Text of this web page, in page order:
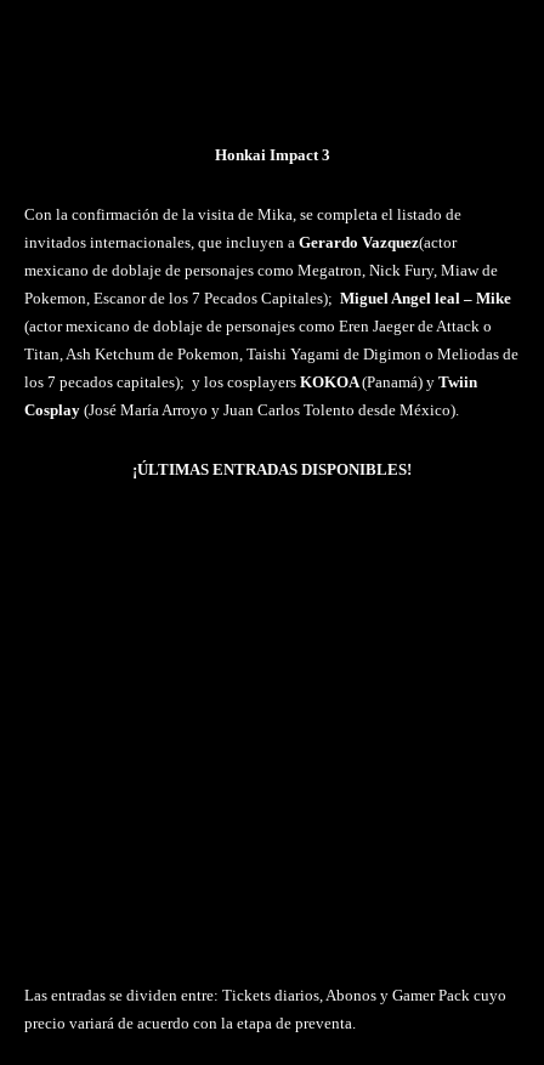
Honkai Impact 3
Con la confirmación de la visita de Mika, se completa el listado de
invitados internacionales, que incluyen a Gerardo Vazquez(actor
mexicano de doblaje de personajes como Megatron, Nick Fury, Miaw de
Pokemon, Escanor de los 7 Pecados Capitales); Miguel Angel leal – Mike
(actor mexicano de doblaje de personajes como Eren Jaeger de Attack o
Titan, Ash Ketchum de Pokemon, Taishi Yagami de Digimon o Meliodas de
los 7 pecados capitales); y los cosplayers KOKOA(Panamá) y Twiin
Cosplay (José María Arroyo y Juan Carlos Tolento desde México).
¡ÚLTIMAS ENTRADAS DISPONIBLES!
Las entradas se dividen entre: Tickets diarios, Abonos y Gamer Pack cuyo
precio variará de acuerdo con la etapa de preventa.